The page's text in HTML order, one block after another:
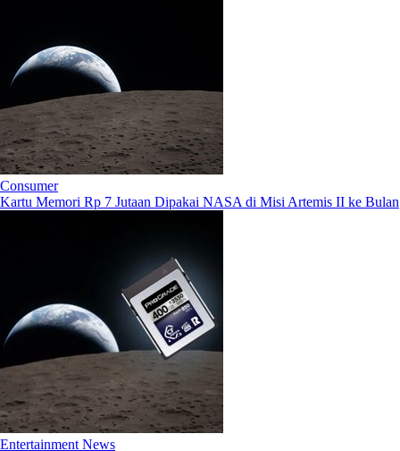
Consumer
Kartu Memori Rp 7 Jutaan Dipakai NASA di Misi Artemis II ke Bulan
Entertainment News